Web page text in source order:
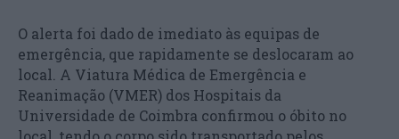
O alerta foi dado de imediato às equipas de
emergência, que rapidamente se deslocaram ao
local. A Viatura Médica de Emergência e
Reanimação (VMER) dos Hospitais da
Universidade de Coimbra confirmou o óbito no